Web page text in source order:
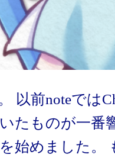
以前noteでは
たものが一番
始めました。